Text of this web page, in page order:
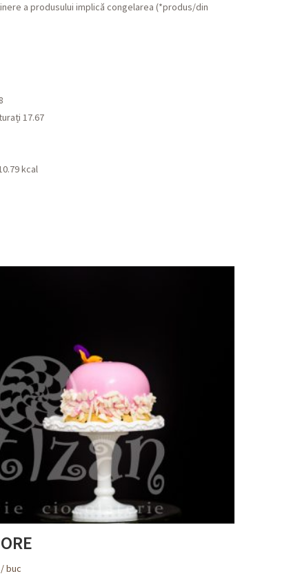
a produsului implică congelarea (*produs/din
17.67
kcal
/ buc